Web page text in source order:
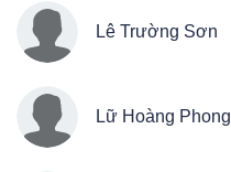
Lê Trường Sơn
Lữ Hoàng Phong